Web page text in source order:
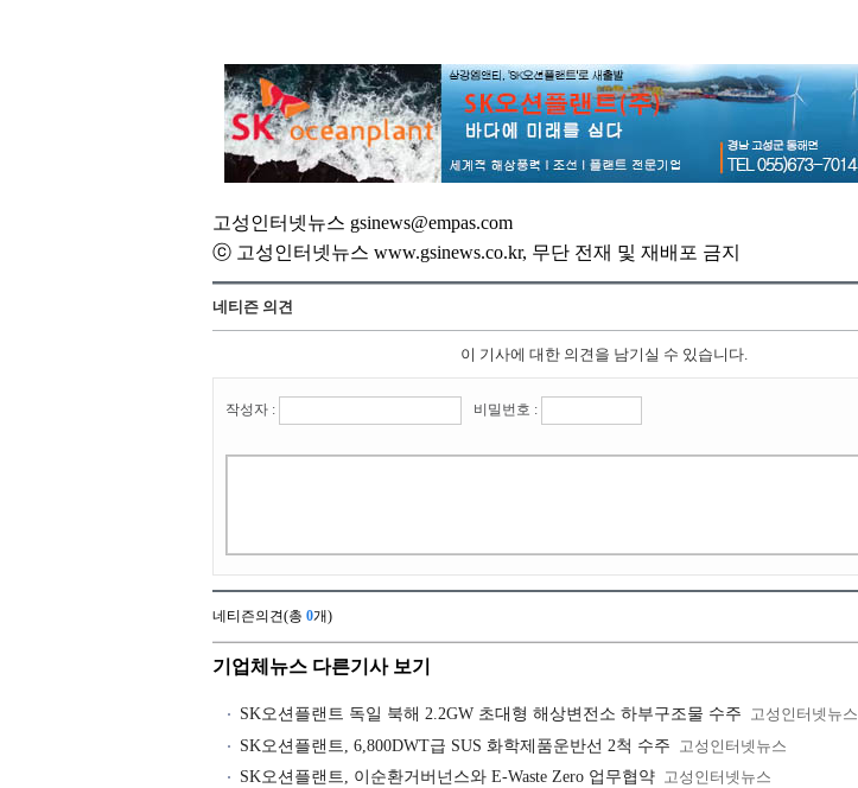
고성인터넷뉴스 gsinews@empas.com
ⓒ 고성인터넷뉴스 www.gsinews.co.kr, 무단 전재 및 재배포 금지
네티즌 의견
이 기사에 대한 의견을 남기실 수 있습니다.
작성자 : 비밀번호 :
네티즌의견(총 0개)
기업체뉴스 다른기사 보기
SK오션플랜트 독일 북해 2.2GW 초대형 해상변전소 하부구조물 수주 고성인터넷뉴스
SK오션플랜트, 6,800DWT급 SUS 화학제품운반선 2척 수주
고성인터넷뉴스
SK오션플랜트, 이순환거버넌스와 E-Waste Zero 업무협약 고성인터넷뉴스